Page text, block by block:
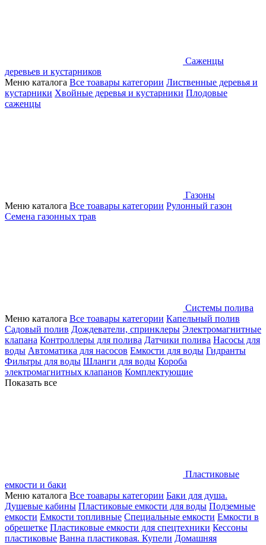
Саженцы
деревьев и кустарников
Меню каталога Все тоавары категории Лиственные деревья и
кустарники Хвойные деревья и кустарники Плодовые
саженцы
Газоны
Меню каталога Все тоавары категории Рулонный газон
Семена газонных трав
Системы полива
Меню каталога Все тоавары категории Капельный полив
Садовый полив Дождеватели, спринклеры Электромагнитные
клапана Контроллеры для полива Датчики полива Насосы для
воды Автоматика для насосов Емкости для воды Гидранты
Фильтры для воды Шланги для воды Короба
электромагнитных клапанов Комплектующие
Показать все
Пластиковые
емкости и баки
Меню каталога Все тоавары категории Баки для душа.
Душевые кабины Пластиковые емкости для воды Подземные
емкости Емкости топливные Специальные емкости Емкости в
обрешетке Пластиковые емкости для спецтехники Кессоны
пластиковые Ванна пластиковая. Купели Домашняя